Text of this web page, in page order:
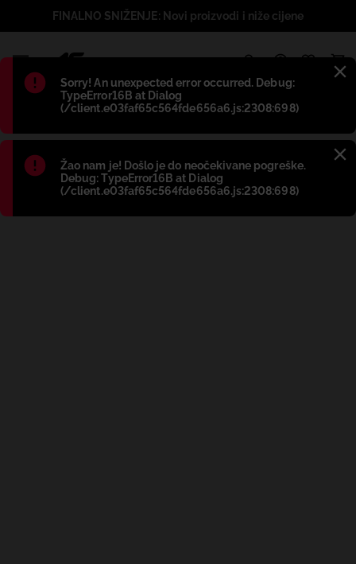
Błąd:
Sorry! An unexpected error occurred. Debug:
TypeError16B at Dialog
(/client.e03faf65c564fde656a6.js:2308:698)
Błąd:
Žao nam je! Došlo je do neočekivane pogreške.
Debug: TypeError16B at Dialog
(/client.e03faf65c564fde656a6.js:2308:698)
FINALNO SNIŽENJE: Novi proizvodi i niže cijene